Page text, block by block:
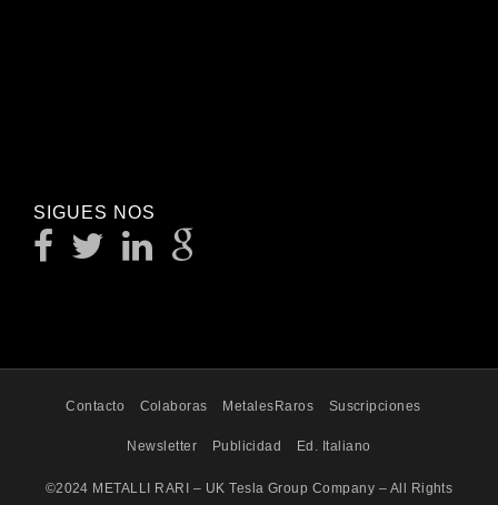
SIGUES NOS
Contacto Colaboras MetalesRaros Suscripciones
Newsletter Publicidad Ed. Italiano
©2024 METALLI RARI – UK Tesla Group Company – All Rights